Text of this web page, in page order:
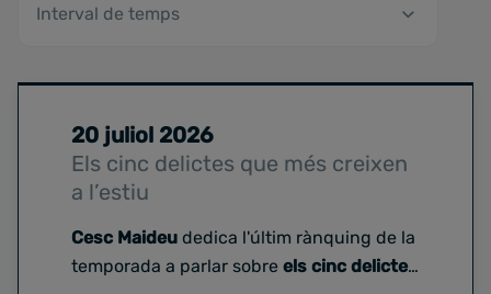
20 juliol 2026
Els cinc delictes que més creixen
a l’estiu
Cesc Maideu dedica l'últim rànquing de la
temporada a parlar sobre els cinc delictes